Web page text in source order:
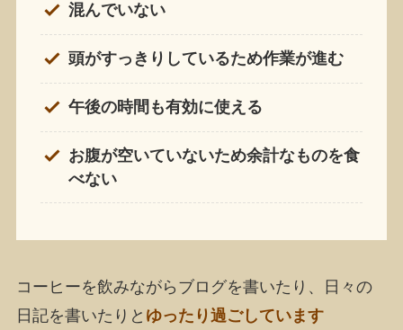
混んでいない
頭がすっきりしているため作業が進む
午後の時間も有効に使える
お腹が空いていないため余計なものを食
べない
コーヒーを飲みながらブログを書いたり、日々の
日記を書いたりと ゆったり過ごしています